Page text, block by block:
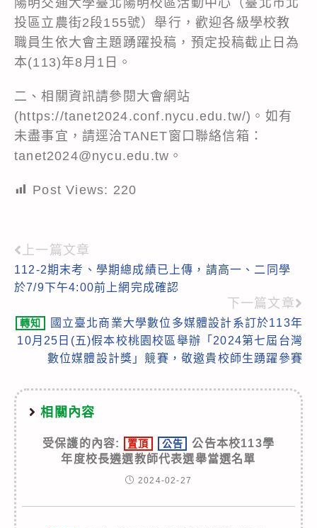
投區立農街2段155號）舉行，歡迎各級學校教
職員生依大會主題踴躍投稿，預定投稿截止日為
本(113)年8月1日。
二、相關資訊請參閱大會網站
(https://tanet2024.conf.nycu.edu.tw/)。如有
未盡事宜，請逕洽TANET窗口聯絡信箱：
tanet2024@nycu.edu.tw。
Post Views: 220
Read
more
上一篇文章
112-2期末考、學期總成績已上傳，請高一、二同學
於7/9下午4:00前上網完成確認
下一篇文章
轉知
國立臺北商業大學數位多媒體設計系訂於113年
10月25日(五)假本校桃園校區舉辦「2024第七屆台灣
數位媒體設計獎」競賽，敬邀貴校師生踴躍參賽
相關內容
受保護的內容: 置頂 公告
公告本校113學
年度校長遴選教師代表選舉當選名單
2024-02-27